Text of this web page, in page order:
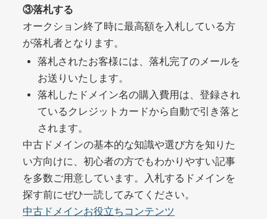
詳細を見る
portalvidalivre.com
ジャンル その他
DA47 外部リンク数2202 ドメイン年齢 5年
10,800円 入札 0件
buywrite-plus.com
ジャンルその他
③落札する
オークション終了時に最高額を入札している方
が落札者となります。
落札されたお客様には、落札完了のメールを
お送りいたします。
落札したドメイン名の購入費用は、登録され
ているクレジットカードから自動で引き落と
されます。
中古ドメインの基本的な知識や選び方を知りた
い方向けに、初心者の方でもわかりやすい記事
を多数ご用意しています。入札するドメインを
探す前にぜひ一読してみてください。
中古ドメインお役立ちコンテンツ